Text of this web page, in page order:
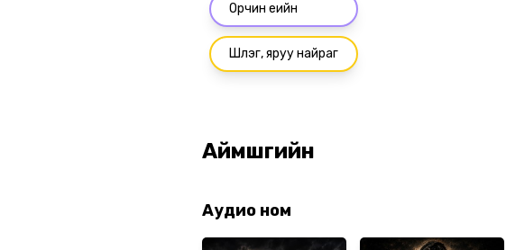
Орчин үеийн
Шүлэг, яруу найраг
Аймшгийн
Аудио ном